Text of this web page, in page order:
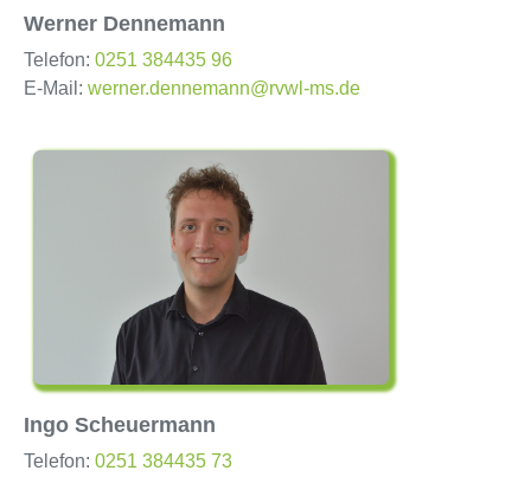
Werner Dennemann
Telefon: 0251 384435 96
E-Mail: werner.dennemann@rvwl-ms.de
Ingo Scheuermann
Telefon: 0251 384435 73